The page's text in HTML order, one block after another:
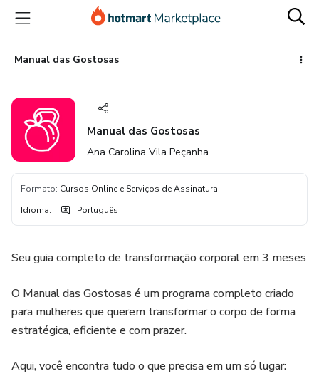
para
conteúdo
principal
para
pagamento
para
rodapé
Manual das Gostosas
Manual das Gostosas
Ana Carolina Vila Peçanha
Formato: Cursos Online e Serviços de Assinatura
Idioma: Português
Seu guia completo de transformação corporal em 3 meses
O Manual das Gostosas é um programa completo criado
para mulheres que querem transformar o corpo de forma
estratégica, eficiente e com prazer.
Aqui, você encontra tudo o que precisa em um só lugar: